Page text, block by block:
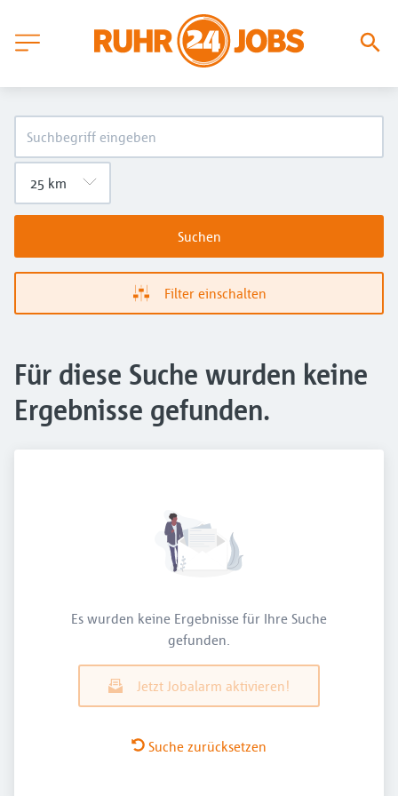
Suchen
Filter einschalten
Für diese Suche wurden keine
Ergebnisse gefunden.
Es wurden keine Ergebnisse für Ihre Suche
gefunden.
Jetzt Jobalarm aktivieren!
Suche zurücksetzen